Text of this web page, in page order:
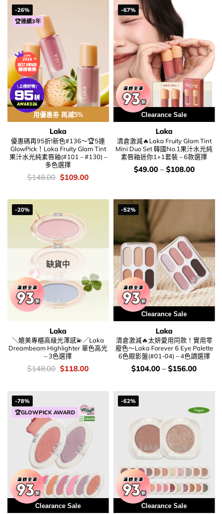
-26%
🏆連續3年
用優惠劵 再減5%
Laka
優惠碼再95折!新色#136～🏆5連
GlowPick！Laka Fruity Glam Tint
果汁水光純素唇釉(#101 – #130) –
多色選擇
價
錢：
$148.00 Original
price
$148.00.
$109.00Current
$109.00.
-67%
Clearance Sale
Laka
清倉激減🔥Laka Fruity Glam Tint
Mini Duo Set 韓國No.1果汁水光純
素唇釉迷你1+1套裝 – 6款選擇
價
錢：
$49.00– $108.00
-20%
缺貨中
Laka
＼媲美專櫃高級光澤感💫／Laka
Dreambeam Highlighter 單色高光
– 3色選擇
價
$148.00 Original
$118.00Current
-52%
Clearance Sale
Laka
清倉激減🔥太妍愛用同款！實用零
廢色～Laka Forever 6 Eye Palette
6色眼影盤(#01-04) – 4色調選擇
價
$104.00 – $156.00
-78%
🏆GLOWPICK AWARD
Clearance Sale
-62%
Clearance Sale